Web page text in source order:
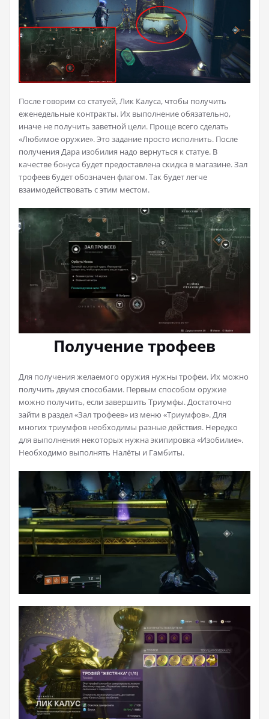
После говорим со статуей, Лик Калуса, чтобы получить
еженедельные контракты. Их выполнение обязательно,
иначе не получить заветной цели. Проще всего сделать
«Любимое оружие». Это задание просто исполнить. После
получения Дара изобилия надо вернуться к статуе. В
качестве бонуса будет предоставлена скидка в магазине. Зал
трофеев будет обозначен флагом. Так будет легче
взаимодействовать с этим местом.
Получение трофеев
Для получения желаемого оружия нужны трофеи. Их можно
получить двумя способами. Первым способом оружие
можно получить, если завершить Триумфы. Достаточно
зайти в раздел «Зал трофеев» из меню «Триумфов». Для
многих триумфов необходимы разные действия. Нередко
для выполнения некоторых нужна экипировка «Изобилие».
Необходимо выполнять Налёты и Гамбиты.